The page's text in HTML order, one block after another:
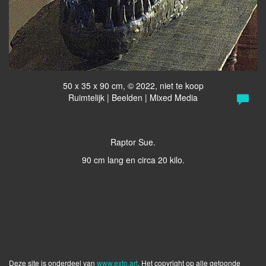
50 x 35 x 90 cm, © 2022, niet te koop
Ruimtelijk | Beelden | Mixed Media
Raptor Sue.
90 cm lang en circa 20 kilo.
Deze site is onderdeel van www.exto.art. Het copyright op alle getoonde